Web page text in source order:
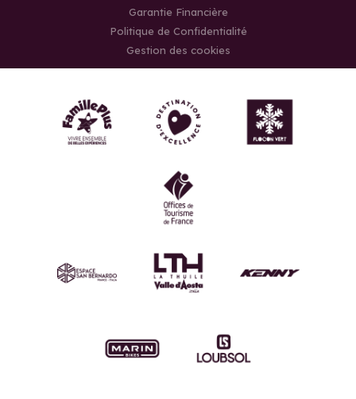
Garantie Financière
Politique de Confidentialité
Gestion des cookies